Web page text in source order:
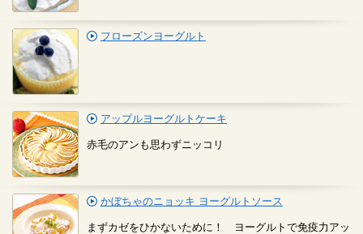
フローズンヨーグルト
アップルヨーグルトケーキ
赤毛のアンも思わずニッコリ
かぼちゃのニョッキ ヨーグルトソース
まずカゼをひかないために！ ヨーグルトで免疫力アッ